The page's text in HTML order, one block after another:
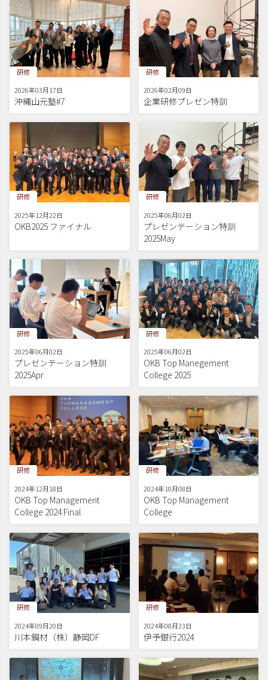
研修
2026年03月17日
沖縄山元塾#7
研修
2026年02月09日
企業研修プレゼン特訓
研修
2025年12月22日
OKB2025 ファイナル
研修
2025年06月02日
プレゼンテーション特訓
2025May
研修
2025年06月02日
プレゼンテーション特訓
2025Apr
研修
2025年06月02日
OKB Top Manegement
College 2025
研修
2024年12月18日
OKB Top Management
College 2024 Final
研修
2024年10月08日
OKB Top Management
College
研修
2024年09月20日
川本鋼材（株）静岡DF
研修
2024年08月23日
伊予銀行2024